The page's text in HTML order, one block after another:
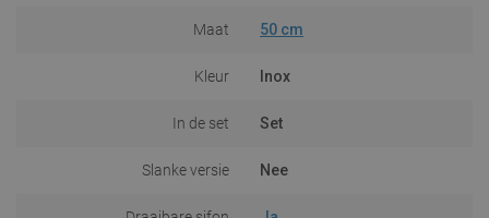
Maat 50 cm
Kleur Inox
In de set Set
Slanke versie Nee